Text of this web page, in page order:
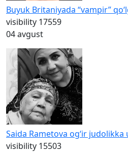
Buyuk Britaniyada “vampir”
visibility 17559
04 avgust
Saida Rametova og‘ir judolikka
visibility 15503